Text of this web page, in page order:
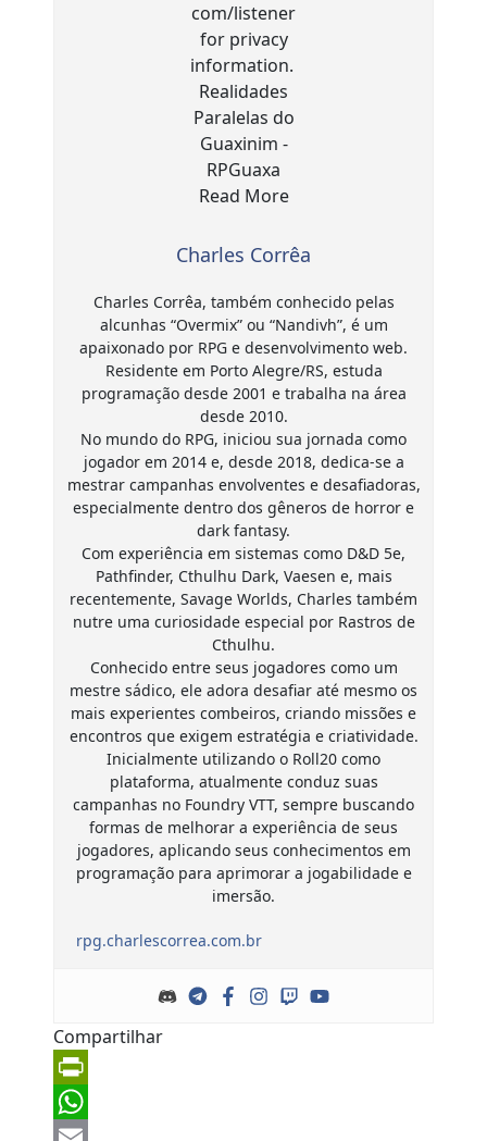
Charles Corrêa
Charles Corrêa, também conhecido pelas
alcunhas “Overmix” ou “Nandivh”, é um
apaixonado por RPG e desenvolvimento web.
Residente em Porto Alegre/RS, estuda
programação desde 2001 e trabalha na área
desde 2010.
No mundo do RPG, iniciou sua jornada como
jogador em 2014 e, desde 2018, dedica-se a
mestrar campanhas envolventes e desafiadoras,
especialmente dentro dos gêneros de horror e
dark fantasy.
Com experiência em sistemas como D&D 5e,
Pathfinder, Cthulhu Dark, Vaesen e, mais
recentemente, Savage Worlds, Charles também
nutre uma curiosidade especial por Rastros de
Cthulhu.
Conhecido entre seus jogadores como um
mestre sádico, ele adora desafiar até mesmo os
mais experientes combeiros, criando missões e
encontros que exigem estratégia e criatividade.
Inicialmente utilizando o Roll20 como
plataforma, atualmente conduz suas
campanhas no Foundry VTT, sempre buscando
formas de melhorar a experiência de seus
jogadores, aplicando seus conhecimentos em
programação para aprimorar a jogabilidade e
imersão.
rpg.charlescorrea.com.br
Compartilhar
PrintFriendly